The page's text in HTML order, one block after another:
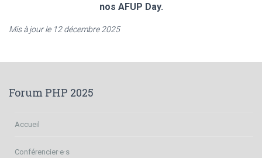
nos AFUP Day.
Mis à jour le 12 décembre 2025
Forum PHP 2025
Accueil
Conférencier·e·s